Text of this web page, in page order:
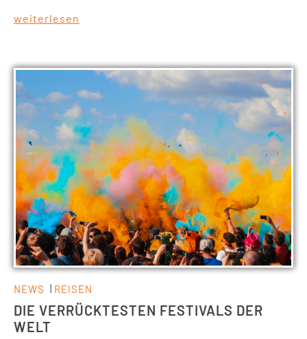
weiterlesen
NEWS REISEN
DIE VERRÜCKTESTEN FESTIVALS DER
WELT